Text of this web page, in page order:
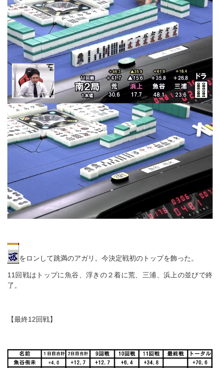
をロンして跳満のアガリ。今決定戦初のトップを飾った。
11回戦はトップに魚谷、浮きの２着に荒、三浦、浜上の並びで終
了。
【最終12回戦】